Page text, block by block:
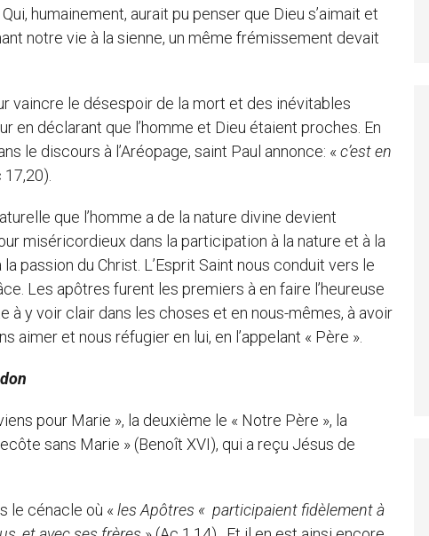
humainement, aurait pu penser que Dieu s’aimait et
notre vie à la sienne, un même frémissement devait
vaincre le désespoir de la mort et des inévitables
déclarant que l’homme et Dieu étaient proches. En
le discours à l’Aréopage, saint Paul annonce: « c’est en
17,20).
que l’homme a de la nature divine devient
miséricordieux dans la participation à la nature et à la
passion du Christ. L’Esprit Saint nous conduit vers le
Les apôtres furent les premiers à en faire l’heureuse
à y voir clair dans les choses et en nous-mêmes, à avoir
aimer et nous réfugier en lui, en l’appelant « Père ».
pour Marie », la deuxième le « Notre Père », la
sans Marie » (Benoît XVI), qui a reçu Jésus de
le cénacle où « les Apôtres « participaient fidèlement à